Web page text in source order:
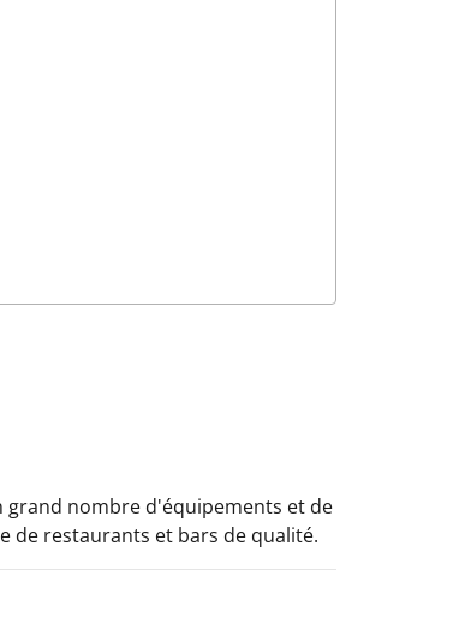
grand nombre d'équipements et de
de restaurants et bars de qualité.